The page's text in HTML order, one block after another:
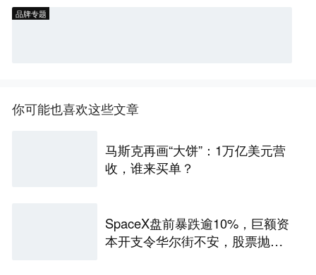
品牌专题
你可能也喜欢这些文章
马斯克再画“大饼”：1万亿美元营
收，谁来买单？
SpaceX盘前暴跌逾10%，巨额资
本开支令华尔街不安，股票抛